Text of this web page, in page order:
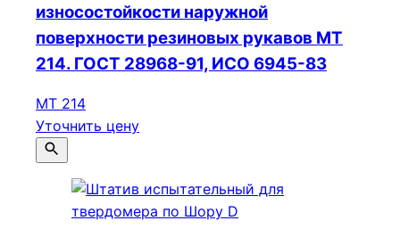
износостойкости наружной
поверхности резиновых рукавов МТ
214. ГОСТ 28968-91, ИСО 6945-83
МТ 214
Уточнить цену